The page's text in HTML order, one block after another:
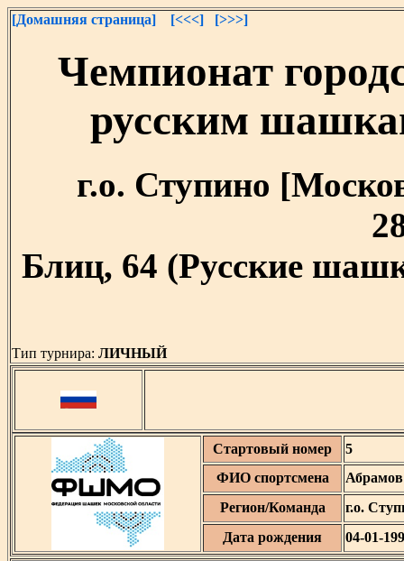
[Домашняя страница] [<<<] [>>>]
Чемпионат
русским
г.о. Ступино
Блиц, 64 (Русские
Тип турнира: ЛИЧНЫЙ
Стартовый номер
5
ФИО спортсмена
Регион/Команда
г.о.
Дата рождения
04-01-